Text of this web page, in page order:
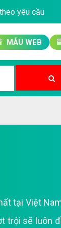
yêu cầu
MẪU WEB
tại Việt
trội sẽ luôn